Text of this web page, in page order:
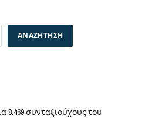
ΑΝΑΖΉΤΗΣΗ
8.469 συνταξιούχους του